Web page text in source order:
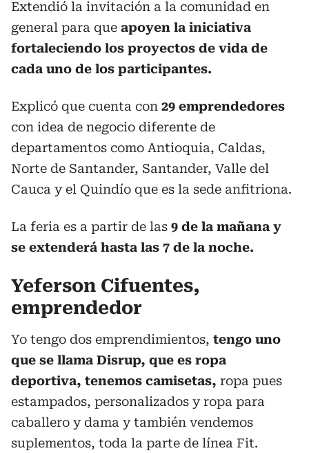
Extendió la invitación a la comunidad en
general para que apoyen la iniciativa
fortaleciendo los proyectos de vida de
cada uno de los participantes.
Explicó que cuenta con 29 emprendedores
con idea de negocio diferente de
departamentos como Antioquia, Caldas,
Norte de Santander, Santander, Valle del
Cauca y el Quindío que es la sede anfitriona.
La feria es a partir de las 9 de la mañana y
se extenderá hasta las 7 de la noche.
Yeferson Cifuentes,
emprendedor
Yo tengo dos emprendimientos, tengo uno
que se llama Disrup, que es ropa
deportiva, tenemos camisetas, ropa pues
estampados, personalizados y ropa para
caballero y dama y también vendemos
suplementos, toda la parte de línea Fit.